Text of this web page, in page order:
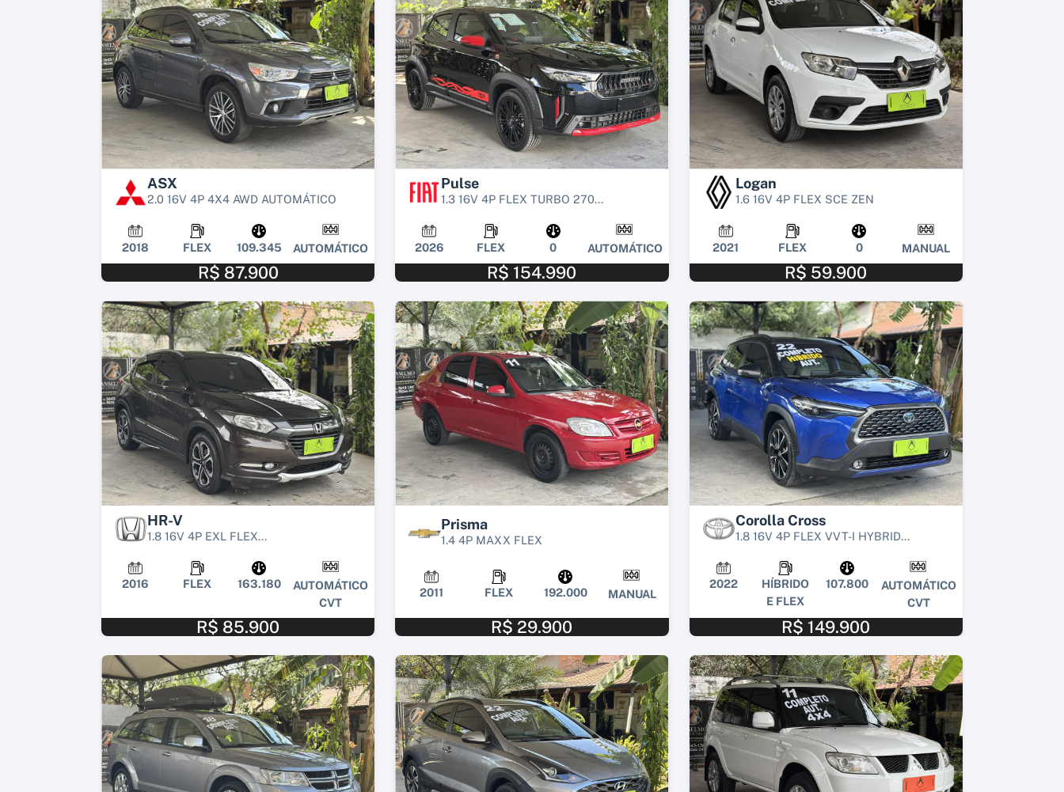
ASX
2.0 16V 4P 4X4 AWD AUTOMÁTICO
2018 FLEX 109.345 AUTOMÁTICO
R$ 87.900
Pulse
1.3 16V 4P FLEX TURBO 270...
2026 FLEX 0 AUTOMÁTICO
R$ 154.990
Logan
1.6 16V 4P FLEX SCE ZEN
2021 FLEX 0 MANUAL
R$ 59.900
HR-V
1.8 16V 4P EXL FLEX...
2016 FLEX 163.180
AUTOMÁTICO
CVT
R$ 85.900
Prisma
1.4 4P MAXX FLEX
2011 FLEX 192.000 MANUAL
R$ 29.900
Corolla Cross
1.8 16V 4P FLEX VVT-I HYBRID...
2022
HÍBRIDO
E FLEX
107.800
AUTOMÁTICO
CVT
R$ 149.900